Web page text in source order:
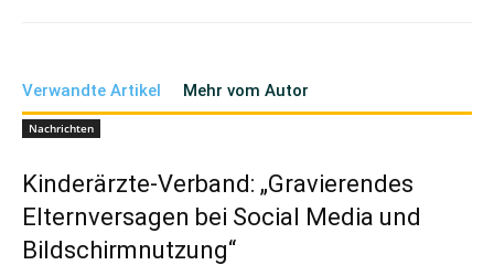
Verwandte Artikel Mehr vom Autor
Nachrichten
Kinderärzte-Verband: „Gravierendes
Elternversagen bei Social Media und
Bildschirmnutzung“